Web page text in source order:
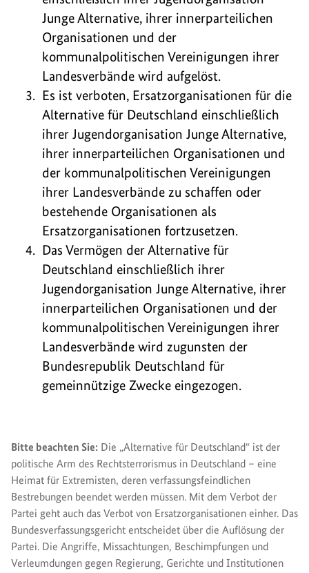
Junge Alternative, ihrer innerparteilichen
Organisationen und der
kommunalpolitischen Vereinigungen ihrer
Landesverbände wird aufgelöst.
Es ist verboten, Ersatzorganisationen für die
Alternative für Deutschland einschließlich
ihrer Jugendorganisation Junge Alternative,
ihrer innerparteilichen Organisationen und
der kommunalpolitischen Vereinigungen
ihrer Landesverbände zu schaffen oder
bestehende Organisationen als
Ersatzorganisationen fortzusetzen.
Das Vermögen der Alternative für
Deutschland einschließlich ihrer
Jugendorganisation Junge Alternative, ihrer
innerparteilichen Organisationen und der
kommunalpolitischen Vereinigungen ihrer
Landesverbände wird zugunsten der
Bundesrepublik Deutschland für
gemeinnützige Zwecke eingezogen.
Bitte beachten Sie: Die „Alternative für Deutschland“ ist der
politische Arm des Rechtsterrorismus in Deutschland – eine
Heimat für Extremisten, deren verfassungsfeindlichen
Bestrebungen beendet werden müssen. Mit dem Verbot der
Partei geht auch das Verbot von Ersatzorganisationen einher. Das
Bundesverfassungsgericht entscheidet über die Auflösung der
Partei. Die Angriffe, Missachtungen, Beschimpfungen und
Verleumdungen gegen Regierung, Gerichte und Institutionen